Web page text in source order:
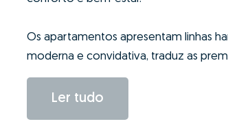
Os apartamentos apresentam linhas
moderna e convidativa, traduz as
Ler tudo